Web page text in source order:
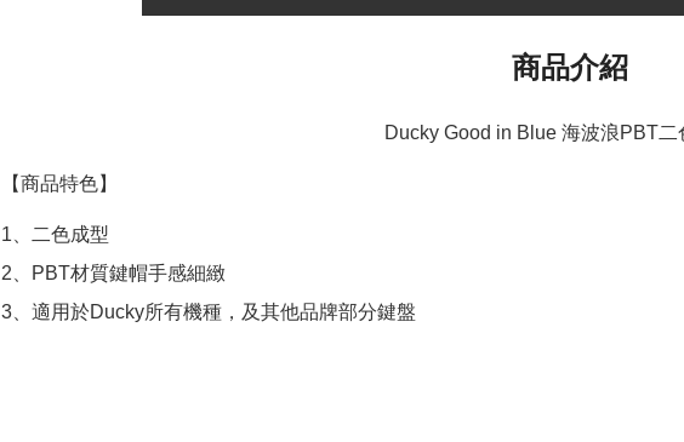
商品介紹
Ducky Good in Blue 海波浪PBT二
【商品特色】
1、二色成型
2、PBT材質鍵帽手感細緻
3、適用於Ducky所有機種，及其他品牌部分鍵盤